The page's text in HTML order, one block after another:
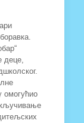
деце,
омогућио